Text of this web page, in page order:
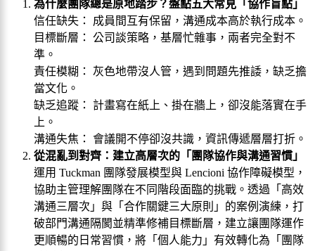
為什麼團隊總是原地踏步？盤點五大常見「協作盲點」
信任缺失： 成員間互有保留，溝通成本高於執行成本。
目標斷層： 公司談策略，基層忙雜事，兩者完全對不
準。
責任模糊： 灰色地帶沒人管，遇到問題先推諉，缺乏擔
當文化。
缺乏追蹤： 計畫寫在紙上、掛在牆上，卻沒能落實在手
上。
溝通失焦： 會議開不停卻沒共識，資訊傳遞層層打折。
從混亂到對齊：建立高層次的「團隊協作與溝通習慣」
運用 Tuckman 團隊發展模型與 Lencioni 協作障礙模型，
協助主管理解團隊在不同階段面臨的挑戰。透過「高效
溝通三層次」與「合作關鍵三大原則」的案例演練，打
破部門溝通隔閡並精準修補目標斷層，建立讓團隊運作
更順暢的日常習慣，將「個人能力」有效轉化為「團隊